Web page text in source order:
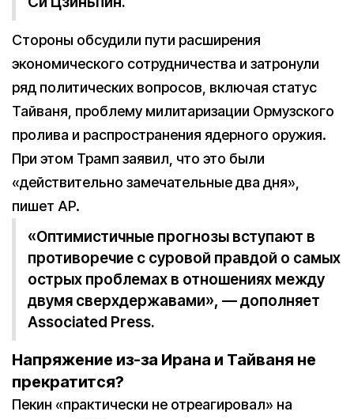
Стороны обсудили пути расширения
экономического сотрудничества и затронули
ряд политических вопросов, включая статус
Тайваня, проблему милитаризации Ормузского
пролива и распространения ядерного оружия.
При этом Трамп заявил, что это были
«действительно замечательные два дня»,
пишет AP.
«Оптимистичные прогнозы вступают в
противоречие с суровой правдой о самых
острых проблемах в отношениях между
двумя сверхдержавами», — дополняет
Associated Press.
Напряжение из-за Ирана и Тайваня не
прекратится?
Пекин «практически не отреагировал» на